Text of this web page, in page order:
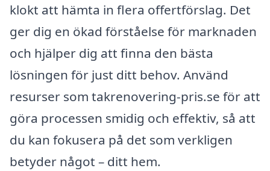
klokt att hämta in flera offertförslag. Det
ger dig en ökad förståelse för marknaden
och hjälper dig att finna den bästa
lösningen för just ditt behov. Använd
resurser som takrenovering-pris.se för att
göra processen smidig och effektiv, så att
du kan fokusera på det som verkligen
betyder något – ditt hem.